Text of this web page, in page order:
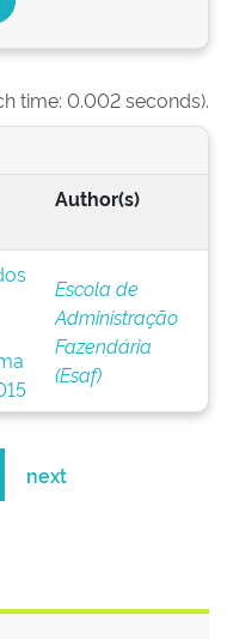
time: 0.002 seconds).
Author(s)
Escola de
Administração
Fazendária
(Esaf)
next